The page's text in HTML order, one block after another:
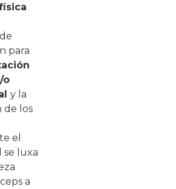
para
o
y la
de los
el
se luxa
a